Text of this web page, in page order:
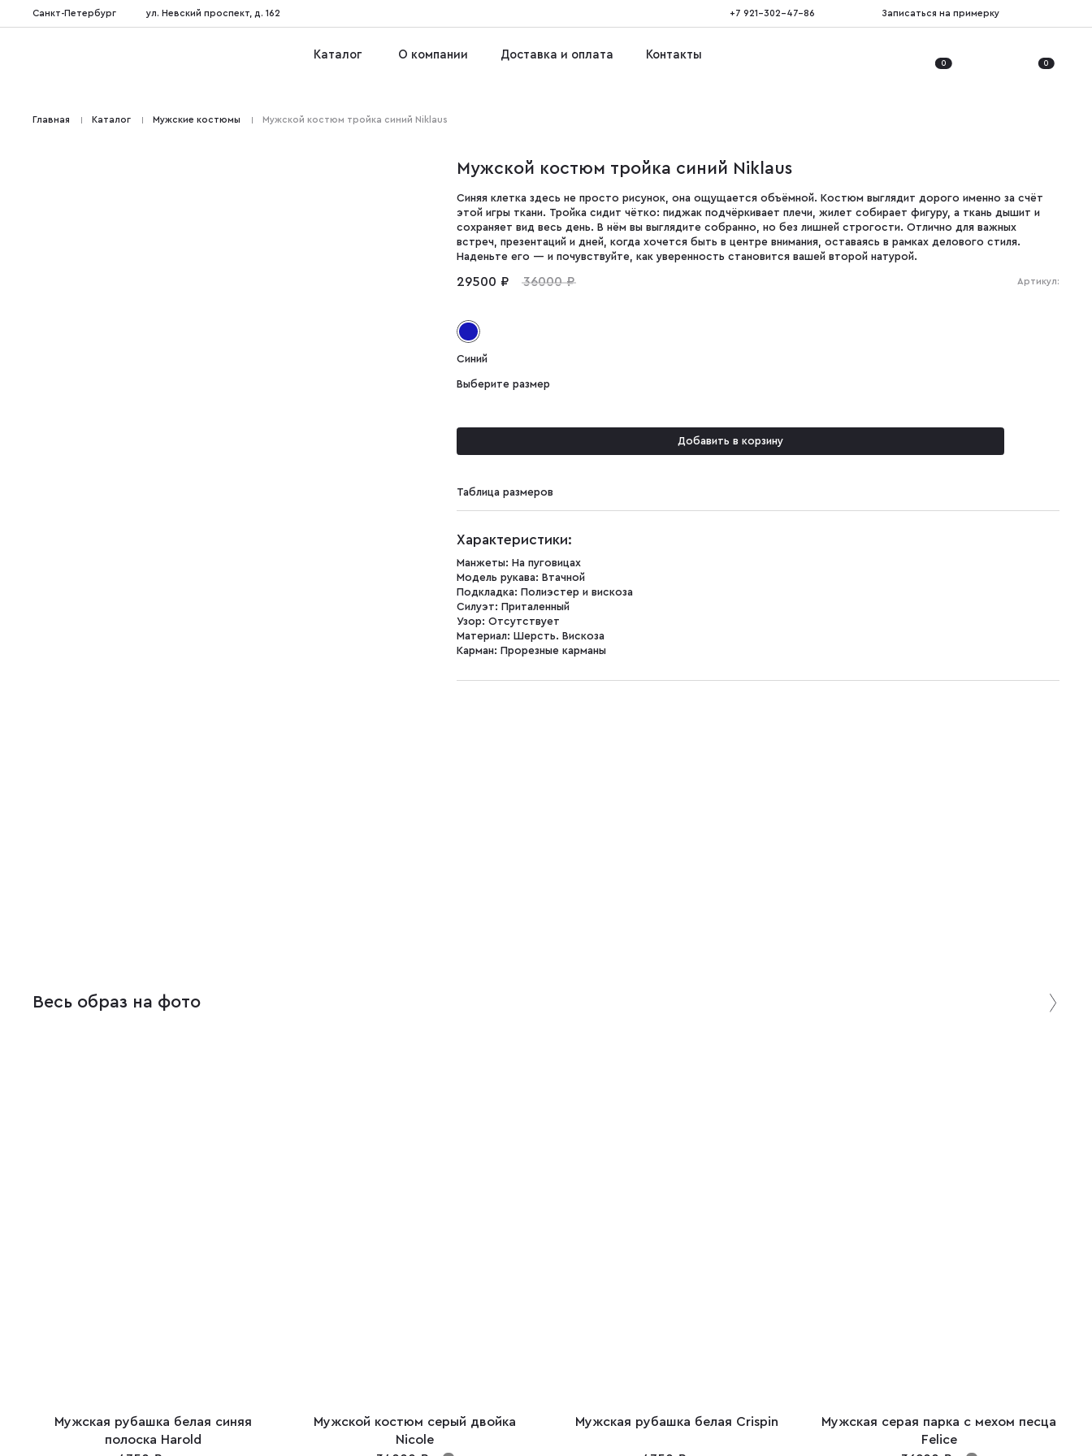
Санкт-Петербург ул. Невский проспект, д. 162 +7 921-302-47-86 Записаться на примерку
Каталог О компании Доставка и оплата Контакты
0 0
Главная Каталог Мужские костюмы Мужской костюм тройка синий Niklaus
Мужской костюм тройка синий Niklaus
Синяя клетка здесь не просто рисунок, она ощущается объёмной. Костюм выглядит дорого именно за счёт
этой игры ткани. Тройка сидит чётко: пиджак подчёркивает плечи, жилет собирает фигуру, а ткань дышит и
сохраняет вид весь день. В нём вы выглядите собранно, но без лишней строгости. Отлично для важных
встреч, презентаций и дней, когда хочется быть в центре внимания, оставаясь в рамках делового стиля.
Наденьте его — и почувствуйте, как уверенность становится вашей второй натурой.
29500 ₽ 36000 ₽ Артикул:
Синий
Выберите размер
Добавить в корзину
Таблица размеров
Характеристики:
Манжеты: На пуговицах
Модель рукава: Втачной
Подкладка: Полиэстер и вискоза
Силуэт: Приталенный
Узор: Отсутствует
Материал: Шерсть. Вискоза
Карман: Прорезные карманы
Весь образ на фото
Мужская рубашка белая синяя
полоска Harold
Мужской костюм серый двойка
Nicole
Мужская рубашка белая Crispin
Мужская серая парка с мехом песца
Felice